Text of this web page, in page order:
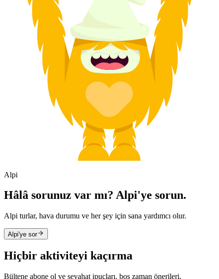
Alpi
Hâlâ sorunuz var mı? Alpi'ye sorun.
Alpi turlar, hava durumu ve her şey için sana yardımcı olur.
Alpi'ye sor
Hiçbir aktiviteyi kaçırma
Bültene abone ol ve seyahat ipuçları, boş zaman önerileri,